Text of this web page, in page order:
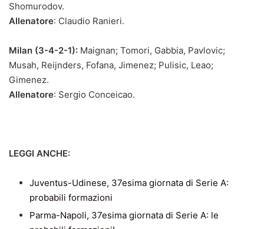
Shomurodov.
Allenatore: Claudio Ranieri.
Milan (3-4-2-1): Maignan; Tomori, Gabbia, Pavlovic;
Musah, Reijnders, Fofana, Jimenez; Pulisic, Leao;
Gimenez.
Allenatore: Sergio Conceicao.
LEGGI ANCHE:
Juventus-Udinese, 37esima giornata di Serie A:
probabili formazioni
Parma-Napoli, 37esima giornata di Serie A: le